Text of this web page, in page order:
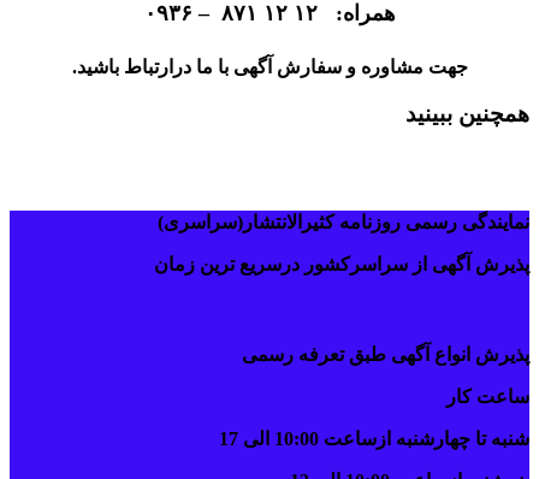
همراه: ۱۲ ۱۲ ۸۷۱ – ۰۹۳۶
جهت مشاوره و سفارش آگهی با ما درارتباط باشید.
همچنین ببینید
نمایندگی رسمی روزنامه کثیرالانتشار(سراسری)
پذیرش آگهی از سراسرکشور درسریع ترین زمان
پذیرش انواع آگهی طبق تعرفه رسمی
ساعت کار
شنبه تا چهارشنبه ازساعت 10:00 الی 17